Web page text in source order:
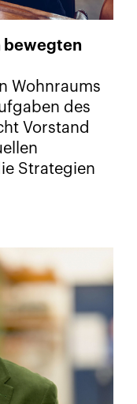
bewegten
Wohnraums
des
Vorstand
Strategien